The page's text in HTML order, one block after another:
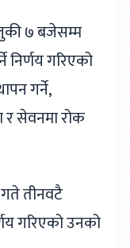
७ बजेसम्म
निर्णय गरिएको
गर्ने,
र सेवनमा रोक
तीनवटै
गरिएको उनको